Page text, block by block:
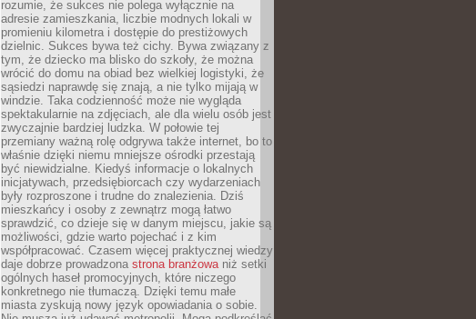
rozumie, że sukces nie polega wyłącznie na
adresie zamieszkania, liczbie modnych lokali w
promieniu kilometra i dostępie do prestiżowych
dzielnic. Sukces bywa też cichy. Bywa związany z
tym, że dziecko ma blisko do szkoły, że można
wrócić do domu na obiad bez wielkiej logistyki, że
sąsiedzi naprawdę się znają, a nie tylko mijają w
windzie. Taka codzienność może nie wygląda
spektakularnie na zdjęciach, ale dla wielu osób jest
zwyczajnie bardziej ludzka. W połowie tej
przemiany ważną rolę odgrywa także internet, bo to
właśnie dzięki niemu mniejsze ośrodki przestają
być niewidzialne. Kiedyś informacje o lokalnych
inicjatywach, przedsiębiorcach czy wydarzeniach
były rozproszone i trudne do znalezienia. Dziś
mieszkańcy i osoby z zewnątrz mogą łatwo
sprawdzić, co dzieje się w danym miejscu, jakie są
możliwości, gdzie warto pojechać i z kim
współpracować. Czasem więcej praktycznej wiedzy
daje dobrze prowadzona strona branżowaniż setki
ogólnych haseł promocyjnych, które niczego
konkretnego nie tłumaczą. Dzięki temu małe
miasta zyskują nowy język opowiadania o sobie.